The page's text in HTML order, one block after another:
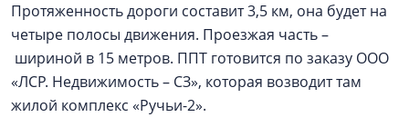
Протяженность дороги составит 3,5 км, она будет на
четыре полосы движения. Проезжая часть –
шириной в 15 метров. ППТ готовится по заказу ООО
«ЛСР. Недвижимость – СЗ», которая возводит там
жилой комплекс «Ручьи-2».